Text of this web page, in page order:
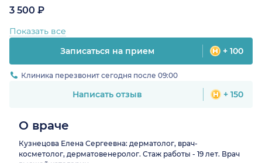
3 500 ₽
Показать все
Записаться на прием
+ 100
Клиника перезвонит сегодня после 09:00
Написать отзыв + 150
О враче
Кузнецова Елена Сергеевна: дерматолог, врач-
косметолог, дерматовенеролог. Стаж работы - 19 лет. Врач